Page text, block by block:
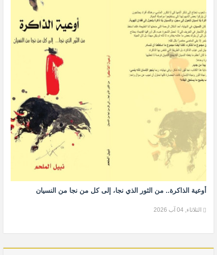
أوعية الذاكرة.. من الثور الذي نجا، إلى كل من نجا من النسيان
الثلاثاء, 04 آب 2026